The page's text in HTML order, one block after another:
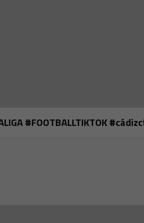
#FOOTBALLTIKTOK